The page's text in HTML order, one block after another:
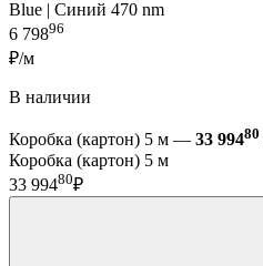
Blue | Синий 470 nm
6 79896
₽/м
В наличии
Коробка (картон) 5 м — 33 99480
Коробка (картон) 5 м
33 99480₽